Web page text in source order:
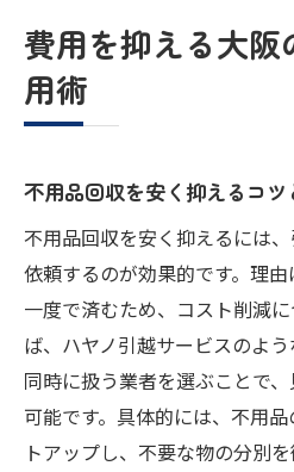
費用を抑える大
用術
不用品回収を安く抑えるコツ
不用品回収を安く抑えるには
依頼するのが効果的です。理
一度で済むため、コスト削減
ば、ハヤノ引越サービスのよ
同時に扱う業者を選ぶことで
可能です。具体的には、不用
トアップし、不要な物の分別